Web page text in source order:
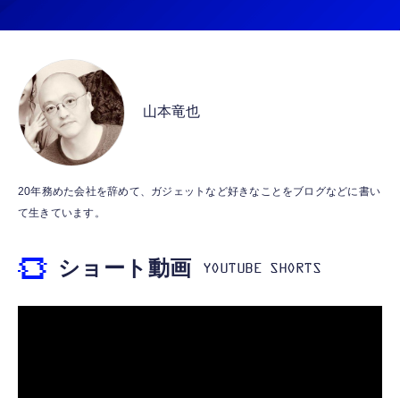
￥2,199
MFi認証 【ハイレゾ音質】 内蔵DAC 遅延な
し 48ビット/96KHz 音量調節対応
【HIFI音質】iphone イヤホンジャック ライ
￥999
ット）
￥53,900
霊界コミュニケーションロボット BAKETAN
ジングベース付き ロペット 充電ベース付き
山本竜也
20年務めた会社を辞めて、ガジェットなど好きなことをブログなどに書い
て生きています。
ショート動画